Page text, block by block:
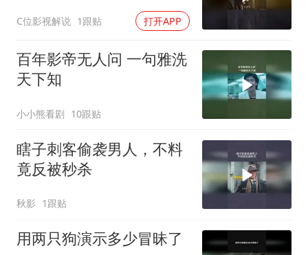
C位影视解说 1跟贴 打开APP
百年影帝无人问 一句雅洗
天下知
小小熊看剧 10跟贴
瞎子刺客偷袭男人，不料
竟反被秒杀
秋影 1跟贴
用两只狗演示多少冒昧了